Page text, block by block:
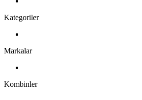
Kategoriler
Markalar
Kombinler